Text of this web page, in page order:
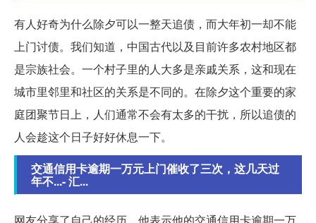
有人好奇为什么除夕可以一整天追债，而大年初一却不能
上门讨债。我们知道，中国古代以及目前许多农村地区都
是宗族社会。一个村子里的人大多是亲戚关系，这和现在
城市里邻里和社区的关系是不同的。在除夕这个重要的家
庭团聚节日上，人们通常不会有太多的干扰，所以追债的
人会趁这个日子好好休息一下。
交通信用卡逾期一万元上门催收了三次，这几天过
年不...- 汇...
网友分享了自己的经历，他表示他的交通信用卡逾期一万